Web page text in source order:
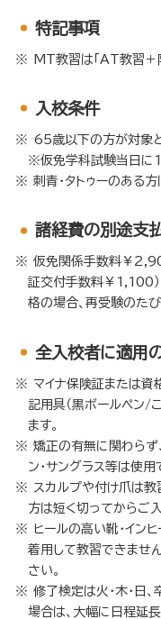
特記事項
MT教習は「AT教習＋
入校条件
65歳以下の方が対象と
※仮免学科試験当日に
刺青・タトゥーのある
諸経費の別途支
仮免関係手数料￥
証交付手数料￥1,100）
格の場合、再受験のた
全入校者に適用
マイナ保険証または資
記用具（黒ボールペン/
ます。
矯正の有無に関わらず
ン・サングラス等は使用
スカルプや付け爪は教
方は短く切ってからご
ヒールの高い靴・インヒ
着用して教習できませ
さい。
修了検定は火・木・日
場合は、大幅に日程延長